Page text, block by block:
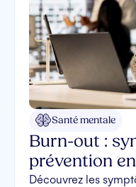
Santé mentale
Burn-out :
prévention
Découvrez les